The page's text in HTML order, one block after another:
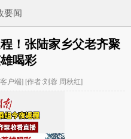
要闻
！张陆家乡父老齐聚
喝彩
户端] [作者:刘蓉 周秋红]